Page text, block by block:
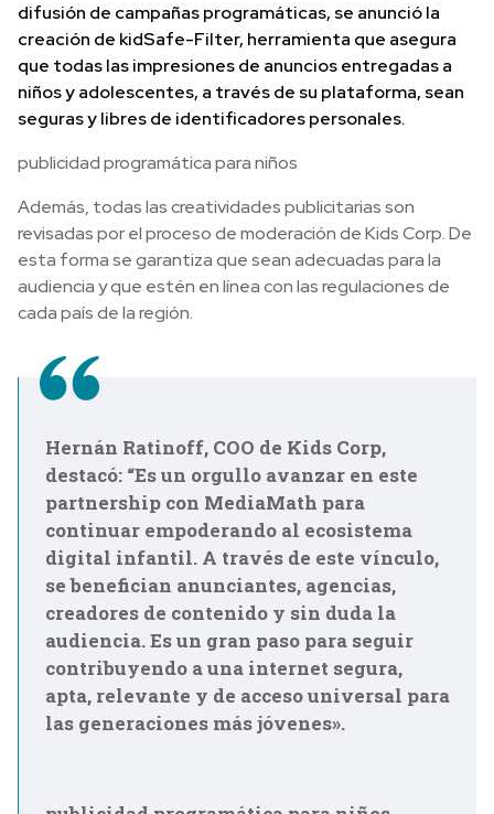
difusión de campañas programáticas, se anunció la
creación de kidSafe-Filter, herramienta que asegura
que todas las impresiones de anuncios entregadas a
niños y adolescentes, a través de su plataforma, sean
seguras y libres de identificadores personales.
publicidad programática para niños
Además, todas las creatividades publicitarias son
revisadas por el proceso de moderación de Kids Corp. De
esta forma se garantiza que sean adecuadas para la
audiencia y que estén en línea con las regulaciones de
cada país de la región.
Hernán Ratinoff, COO de Kids Corp,
destacó: “Es un orgullo avanzar en este
partnership con MediaMath para
continuar empoderando al ecosistema
digital infantil. A través de este vínculo,
se benefician anunciantes, agencias,
creadores de contenido y sin duda la
audiencia. Es un gran paso para seguir
contribuyendo a una internet segura,
apta, relevante y de acceso universal para
las generaciones más jóvenes».